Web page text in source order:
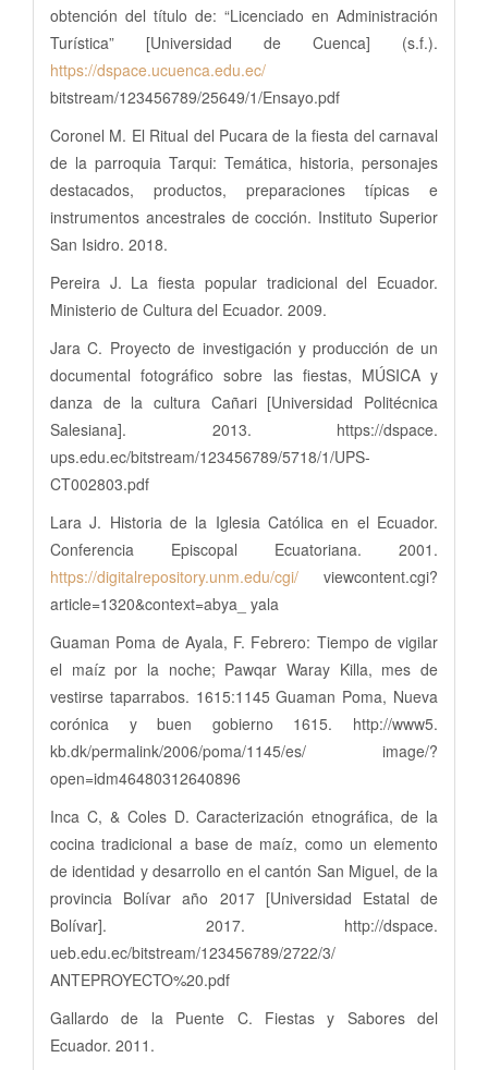
obtención del título de: “Licenciado en Administración
Turística” [Universidad de Cuenca] (s.f.).
https://dspace.ucuenca.edu.ec/
bitstream/123456789/25649/1/Ensayo.pdf
Coronel M. El Ritual del Pucara de la fiesta del carnaval
de la parroquia Tarqui: Temática, historia, personajes
destacados, productos, preparaciones típicas e
instrumentos ancestrales de cocción. Instituto Superior
San Isidro. 2018.
Pereira J. La fiesta popular tradicional del Ecuador.
Ministerio de Cultura del Ecuador. 2009.
Jara C. Proyecto de investigación y producción de un
documental fotográfico sobre las fiestas, MÚSICA y
danza de la cultura Cañari [Universidad Politécnica
Salesiana]. 2013. https://dspace.
ups.edu.ec/bitstream/123456789/5718/1/UPS-
CT002803.pdf
Lara J. Historia de la Iglesia Católica en el Ecuador.
Conferencia Episcopal Ecuatoriana. 2001.
https://digitalrepository.unm.edu/cgi/ viewcontent.cgi?
article=1320&context=abya_ yala
Guaman Poma de Ayala, F. Febrero: Tiempo de vigilar
el maíz por la noche; Pawqar Waray Killa, mes de
vestirse taparrabos. 1615:1145 Guaman Poma, Nueva
corónica y buen gobierno 1615. http://www5.
kb.dk/permalink/2006/poma/1145/es/ image/?
open=idm46480312640896
Inca C, & Coles D. Caracterización etnográfica, de la
cocina tradicional a base de maíz, como un elemento
de identidad y desarrollo en el cantón San Miguel, de la
provincia Bolívar año 2017 [Universidad Estatal de
Bolívar]. 2017. http://dspace.
ueb.edu.ec/bitstream/123456789/2722/3/
ANTEPROYECTO%20.pdf
Gallardo de la Puente C. Fiestas y Sabores del
Ecuador. 2011.